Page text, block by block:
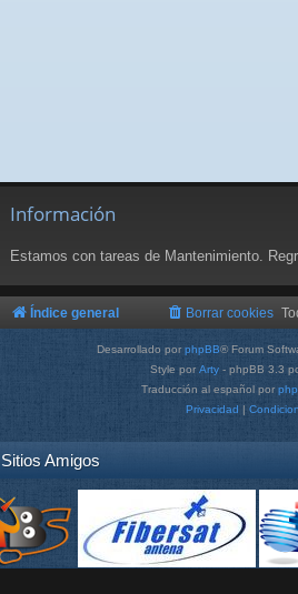
Información
Estamos con tareas de Mantenimiento.
Índice general Borrar cookies
Desarrollado por phpBB® Forum
Style por Arty - phpBB 3.3
Traducción al español por
Privacidad |
Sitios Amigos